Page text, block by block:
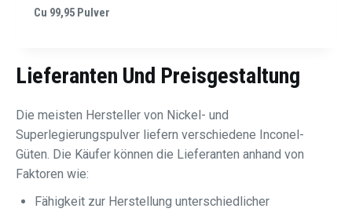
Cu 99,95 Pulver
Lieferanten Und Preisgestaltung
Die meisten Hersteller von Nickel- und
Superlegierungspulver liefern verschiedene Inconel-
Güten. Die Käufer können die Lieferanten anhand von
Faktoren wie:
Fähigkeit zur Herstellung unterschiedlicher